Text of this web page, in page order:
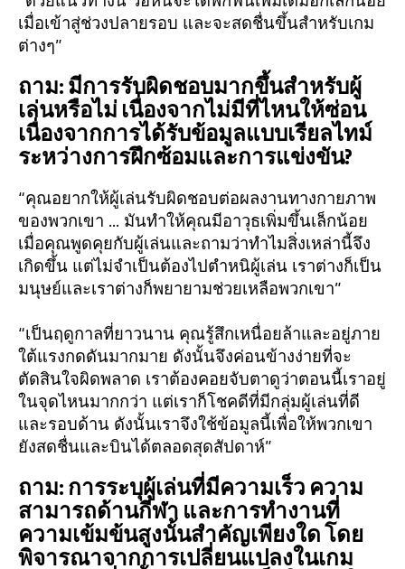
เมื่อเข้าสู่ช่วงปลายรอบ และจะสดชื่นขึ้นสำหรับเกม
ต่างๆ”
ถาม: มีการรับผิดชอบมากขึ้นสำหรับผู้
เล่นหรือไม่ เนื่องจากไม่มีที่ไหนให้ซ่อน
เนื่องจากการได้รับข้อมูลแบบเรียลไทม์
ระหว่างการฝึกซ้อมและการแข่งขัน?
“คุณอยากให้ผู้เล่นรับผิดชอบต่อผลงานทางกายภาพ
ของพวกเขา ... มันทำให้คุณมีอาวุธเพิ่มขึ้นเล็กน้อย
เมื่อคุณพูดคุยกับผู้เล่นและถามว่าทำไมสิ่งเหล่านี้จึง
เกิดขึ้น แต่ไม่จำเป็นต้องไปตำหนิผู้เล่น เราต่างก็เป็น
มนุษย์และเราต่างก็พยายามช่วยเหลือพวกเขา”
“เป็นฤดูกาลที่ยาวนาน คุณรู้สึกเหนื่อยล้าและอยู่ภาย
ใต้แรงกดดันมากมาย ดังนั้นจึงค่อนข้างง่ายที่จะ
ตัดสินใจผิดพลาด เราต้องคอยจับตาดูว่าตอนนี้เราอยู่
ในจุดไหนมากกว่า แต่เราก็โชคดีที่มีกลุ่มผู้เล่นที่ดี
และรอบด้าน ดังนั้นเราจึงใช้ข้อมูลนี้เพื่อให้พวกเขา
ยังสดชื่นและบินได้ตลอดสุดสัปดาห์”
ถาม: การระบุผู้เล่นที่มีความเร็ว ความ
สามารถด้านกีฬา และการทำงานที่
ความเข้มข้นสูงนั้นสำคัญเพียงใด โดย
พิจารณาจากการเปลี่ยนแปลงในเกม